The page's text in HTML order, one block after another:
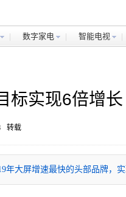
数字家电 智能电视
标实现6倍增长
转载
大屏增速最快的头部品牌，实